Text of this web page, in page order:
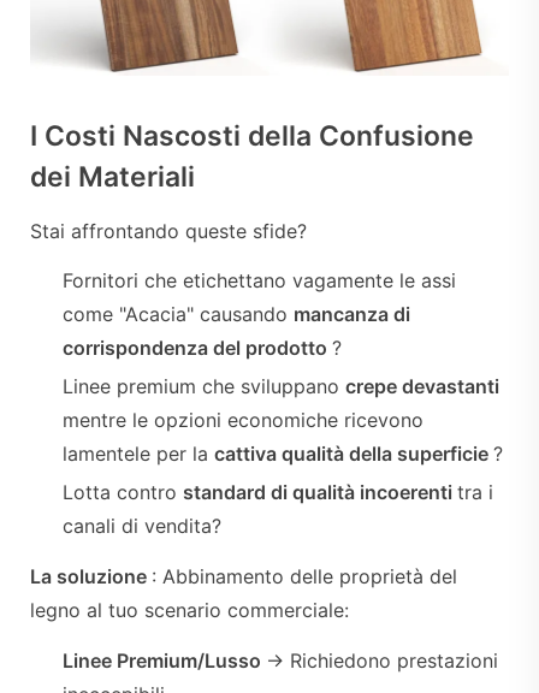
I Costi Nascosti della Confusione
dei Materiali
Stai affrontando queste sfide?
Fornitori che etichettano vagamente le assi
come "Acacia" causando mancanza di
corrispondenza del prodotto?
Linee premium che sviluppanocrepe devastanti
mentre le opzioni economiche ricevono
lamentele per lacattiva qualità della superficie?
Lotta contro standard di qualità incoerentitra i
canali di vendita?
La soluzione : Abbinamento delle proprietà del
legno al tuo scenario commerciale:
Linee Premium/Lusso → Richiedono prestazioni